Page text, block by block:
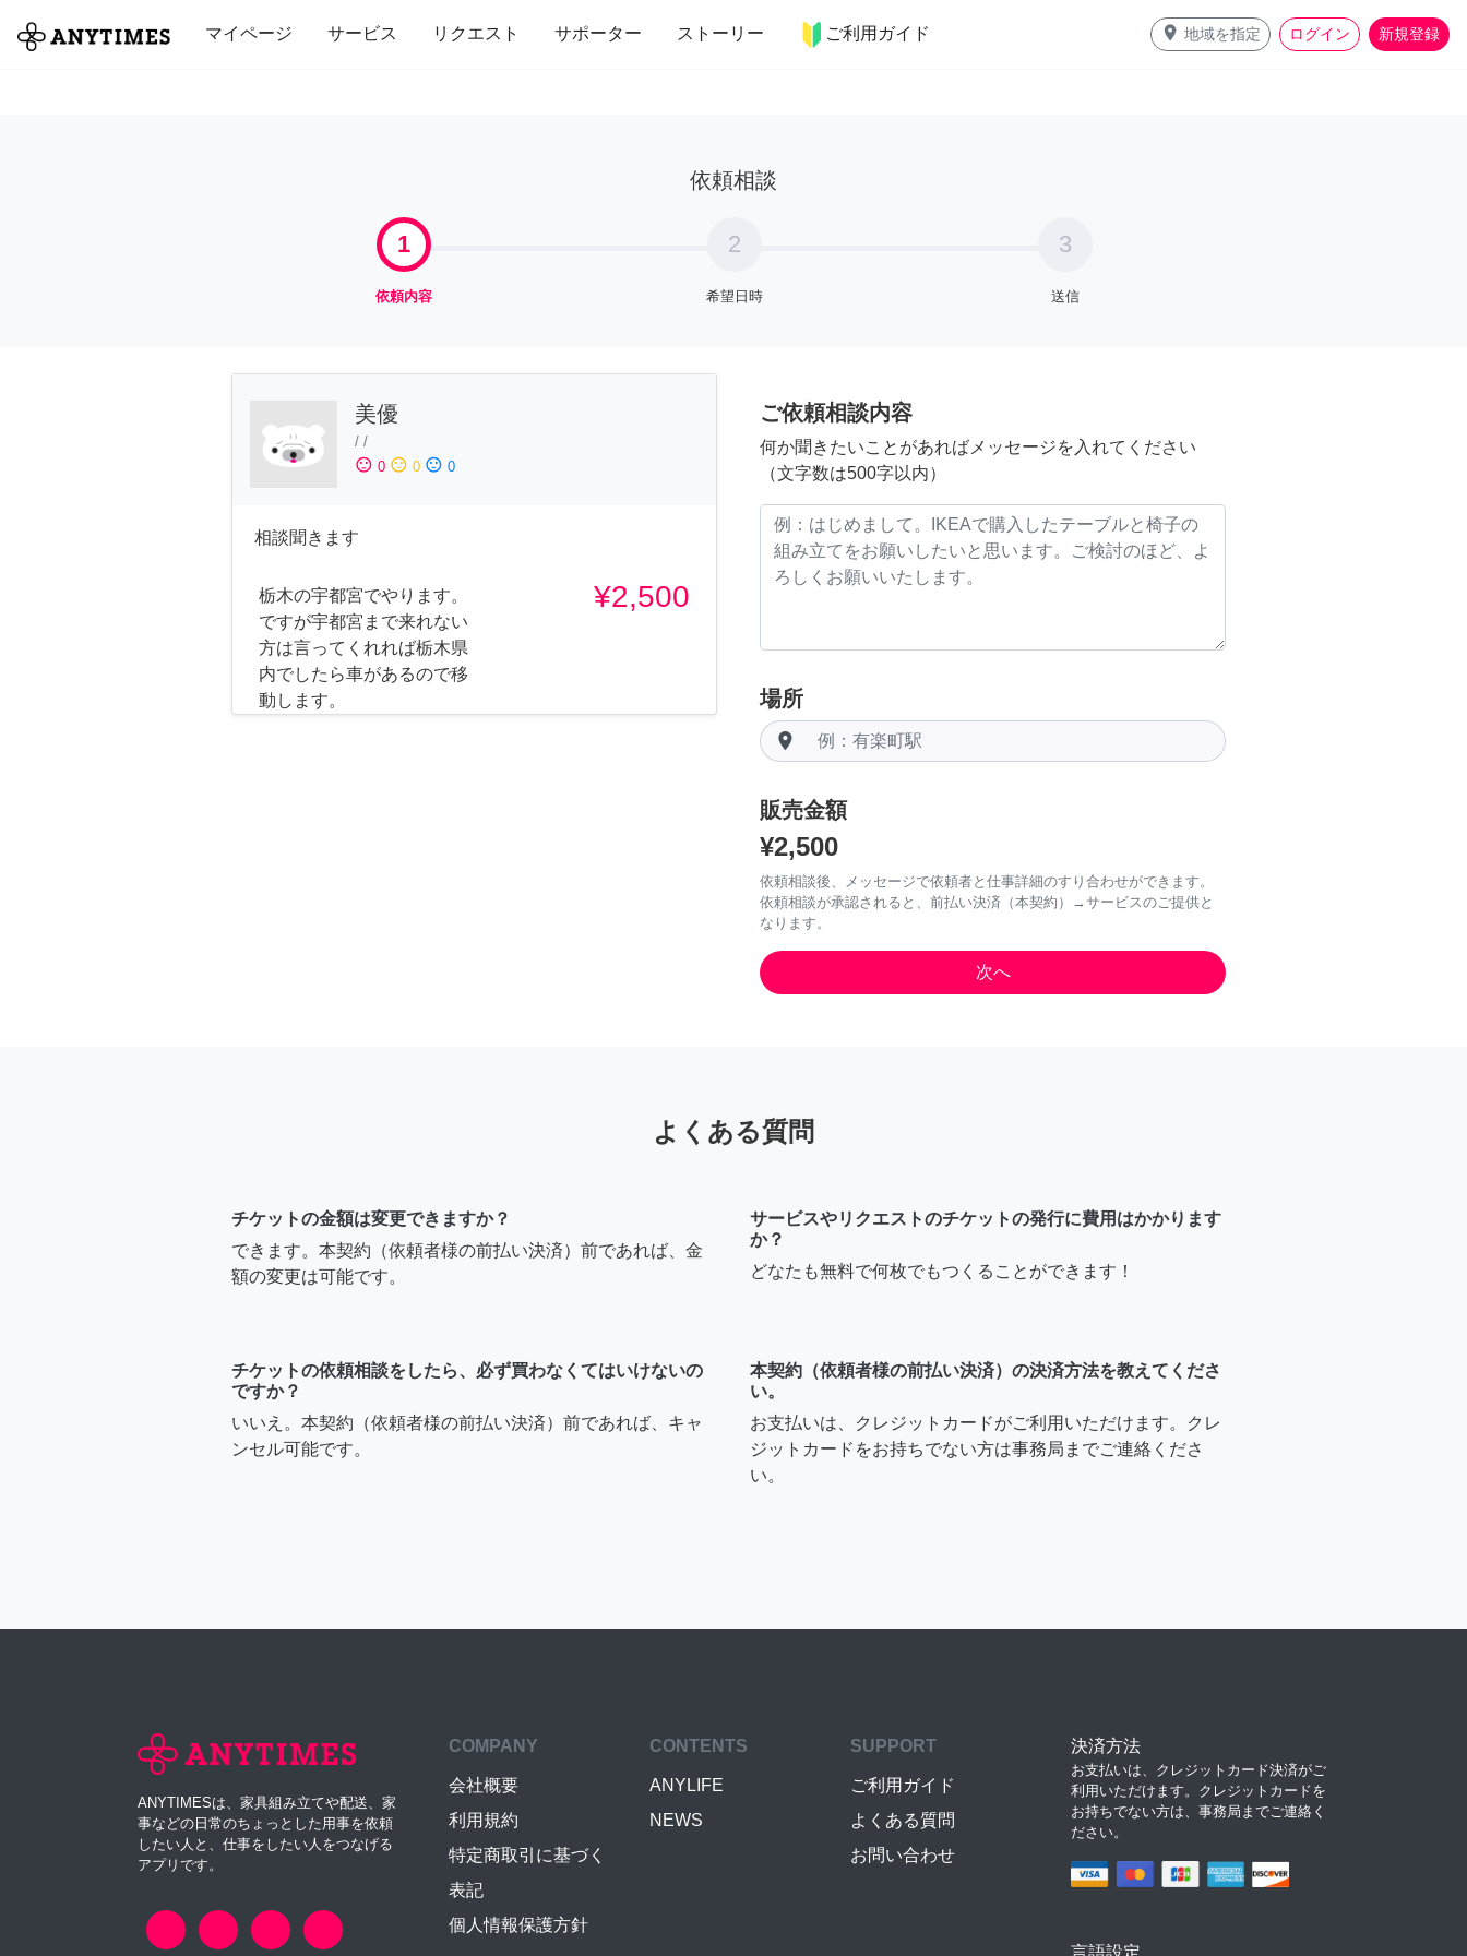
マイページ サービス リクエスト サポーター ストーリー ご利用ガイド place 地域を指定 ログイン 新規登録
全て 修理・組立 家事 引っ越し インテリア 趣味・習い事 ペット 料理
依頼相談
1
依頼内容
2
希望日時
3
送信
美優
/ /
sentiment_satisfied 0 sentiment_neutral 0 sentiment_dissatisfied 0
相談聞きます
栃木の宇都宮でやります。
ですが宇都宮まで来れない
方は言ってくれれば栃木県
内でしたら車があるので移
動します。
¥2,500
ご依頼相談内容
何か聞きたいことがあればメッセージを入れてください
（文字数は500字以内）
場所
room
販売金額
¥2,500
依頼相談後、メッセージで依頼者と仕事詳細のすり合わせができます。
依頼相談が承認されると、前払い決済（本契約）→サービスのご提供と
なります。
よくある質問
チケットの金額は変更できますか？
できます。本契約（依頼者様の前払い決済）前であれば、金
額の変更は可能です。
サービスやリクエストのチケットの発行に費用はかかります
か？
どなたも無料で何枚でもつくることができます！
チケットの依頼相談をしたら、必ず買わなくてはいけないの
ですか？
いいえ。本契約（依頼者様の前払い決済）前であれば、キャ
ンセル可能です。
本契約（依頼者様の前払い決済）の決済方法を教えてくださ
い。
お支払いは、クレジットカードがご利用いただけます。クレ
ジットカードをお持ちでない方は事務局までご連絡くださ
い。
ANYTIMESは、家具組み立てや配送、家
事などの日常のちょっとした用事を依頼
したい人と、仕事をしたい人をつなげる
アプリです。
COMPANY
会社概要
利用規約
特定商取引に基づく
表記
個人情報保護方針
CONTENTS
ANYLIFE
NEWS
SUPPORT
ご利用ガイド
よくある質問
お問い合わせ
決済方法
お支払いは、クレジットカード決済がご
利用いただけます。クレジットカードを
お持ちでない方は、事務局までご連絡く
ださい。
言語設定